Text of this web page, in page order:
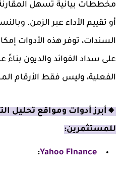
مخططات بيانية تسهل
أو تقييم الأداء عبر الزمن.
السندات، توفر هذه الأدوات
على سداد الفوائد والديون بناءً
الفعلية، وليس فقط الأرقام
🔸أبرز أدوات ومواقع تحليل
للمستثمرين:
Yahoo Finance
: